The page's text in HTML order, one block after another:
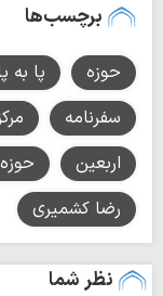
برچسب‌ها
حوزه پا به
سفرنامه
اربعین
رضا کشمیری
نظر شما